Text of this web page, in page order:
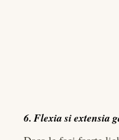
6. Flexia si extensia